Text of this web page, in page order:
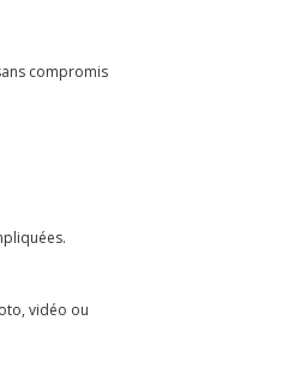
compromis
vidéo ou